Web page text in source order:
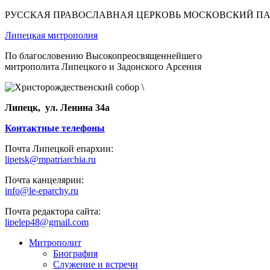
РУССКАЯ ПРАВОСЛАВНАЯ ЦЕРКОВЬ МОСКОВСКИЙ
Липецкая митрополия
По благословению Высокопреосвященнейшего
митрополита Липецкого и Задонского Арсения
Липецк, ул. Ленина 34а
Контактные телефоны
Почта Липецкой епархии:
lipetsk@mpatriarchia.ru
Почта канцелярии:
info@le-eparchy.ru
Почта редактора сайта:
lipelep48@gmail.com
Митрополит
Биография
Служение и встречи